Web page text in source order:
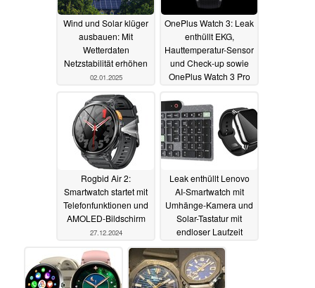
Wind und Solar klüger
ausbauen: Mit
Wetterdaten
Netzstabilität erhöhen
02.01.2025
OnePlus Watch 3: Leak
enthüllt EKG,
Hauttemperatur-Sensor
und Check-up sowie
OnePlus Watch 3 Pro
31.12.2024
Rogbid Air 2:
Smartwatch startet mit
Telefonfunktionen und
AMOLED-Bildschirm
27.12.2024
Leak enthüllt Lenovo
AI-Smartwatch mit
Umhänge-Kamera und
Solar-Tastatur mit
endloser Laufzeit
26.12.2024